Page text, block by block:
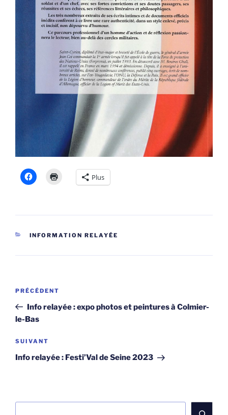
Plus
CATÉGORIES
INFORMATION RELAYÉE
Navigation
l’article
Article
précédent
PRÉCÉDENT
Info relayée : expo photos et peintures à Colmier-
le-Bas
Article
suivant
SUIVANT
Info relayée : Festi’Val de Seine 2023